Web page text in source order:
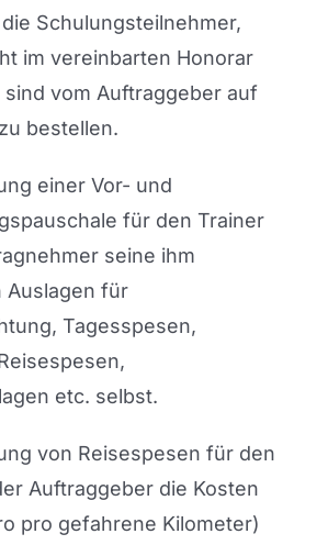
Schulungsteilnehmer,
im vereinbarten Honorar
vom Auftraggeber auf
bestellen.
einer Vor- und
für den Trainer
seine ihm
Auslagen für
Tagesspesen,
etc. selbst.
von Reisespesen für den
Auftraggeber die Kosten
pro gefahrene Kilometer)